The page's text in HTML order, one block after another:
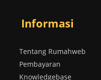
Informasi
Tentang Rumahweb
Pembayaran
Knowledgebase